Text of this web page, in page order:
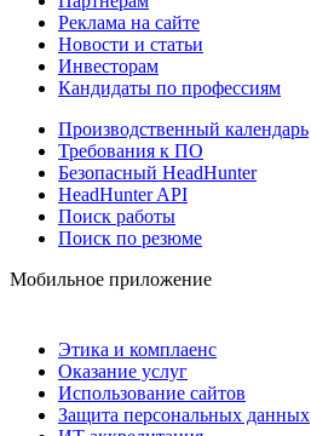
Реклама на сайте
Новости и статьи
Инвесторам
Кандидаты по профессиям
Производственный календарь
Требования к ПО
Безопасный HeadHunter
HeadHunter API
Поиск работы
Поиск по резюме
Мобильное приложение
Этика и комплаенс
Оказание услуг
Использование сайтов
Защита персональных данных